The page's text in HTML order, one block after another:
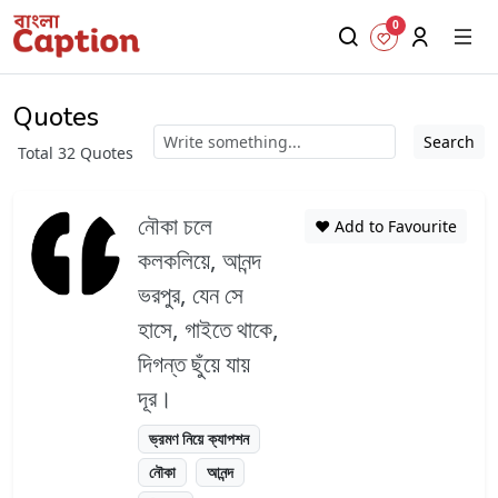
0
Quotes
Total 32 Quotes
Search
নৌকা চলে
কলকলিয়ে, আনন্দ
ভরপুর, যেন সে
হাসে, গাইতে থাকে,
দিগন্ত ছুঁয়ে যায়
দূর।
ভ্রমণ নিয়ে ক্যাপশন
নৌকা
আনন্দ
❤️ Add to Favourite